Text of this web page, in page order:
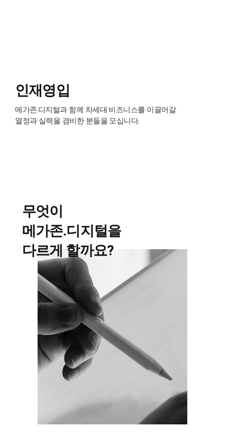
인재영입
메가존.디지털과 함께 차세대 비즈니스를 이끌어갈
열정과 실력을 겸비한 분들을 모십니다.
무엇이
메가존.디지털을
다르게 할까요?